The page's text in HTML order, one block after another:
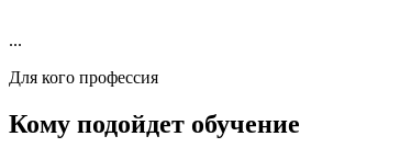
...
Для кого профессия
Кому подойдет обучение